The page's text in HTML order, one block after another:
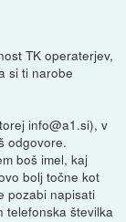
TK operaterjev,
si ti narobe
info@a1.si), v
odgovore.
boš imel, kaj
bolj točne kot
pozabi napisati
telefonska številka